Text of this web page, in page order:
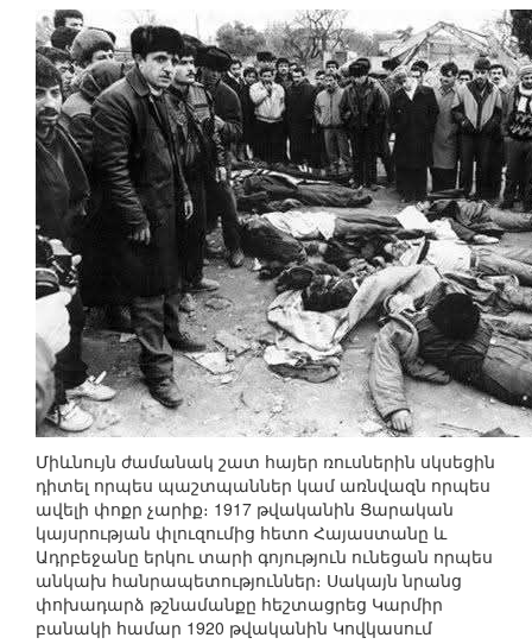
Միևնույն ժամանակ շատ հայեր ռուսներին սկսեցին
դիտել որպես պաշտպաններ կամ առնվազն որպես
ավելի փոքր չարիք։ 1917 թվականին Ցարական
կայսրության փլուզումից հետո Հայաստանը և
Ադրբեջանը երկու տարի գոյություն ունեցան որպես
անկախ հանրապետություններ։ Սակայն նրանց
փոխադարձ թշնամանքը հեշտացրեց Կարմիր
բանակի համար 1920 թվականին Կովկասում